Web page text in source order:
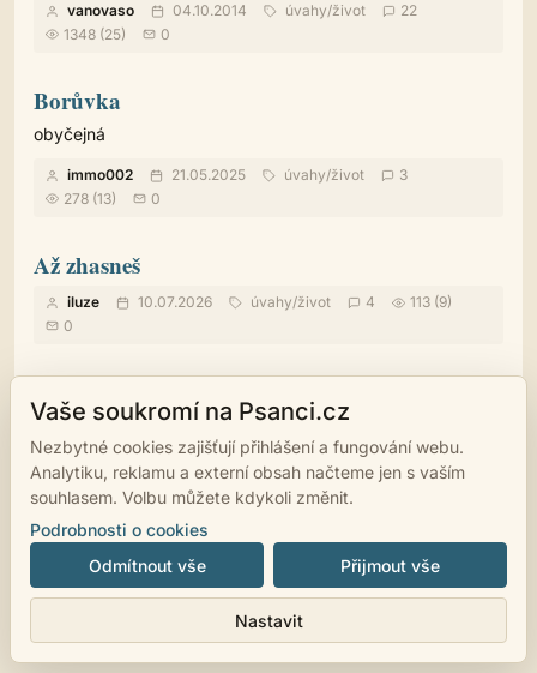
vanovaso 04.10.2014 úvahy/život
22
1348 (25)
0
Borůvka
obyčejná
immo002 21.05.2025 úvahy/život
3
278 (13)
0
Až zhasneš
iluze 10.07.2026 úvahy/život 4
113 (9)
0
© 2007 - 2026psanci.cz•Nastavení cookies•Facebook• Programming
byLUKiO
Vaše soukromí na Psanci.cz
Nezbytné cookies zajišťují přihlášení a fungování webu.
Analytiku, reklamu a externí obsah načteme jen s vaším
souhlasem. Volbu můžete kdykoli změnit.
Podrobnosti o cookies
Odmítnout vše
Nastavit
Přijmout vše